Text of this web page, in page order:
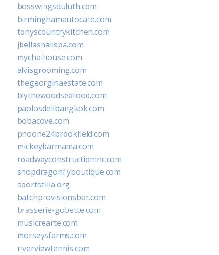
bosswingsduluth.com
birminghamautocare.com
tonyscountrykitchen.com
jbellasnailspa.com
mychaihouse.com
alvisgrooming.com
thegeorginaestate.com
blythewoodseafood.com
paolosdelibangkok.com
bobacove.com
phoone24brookfield.com
mickeybarmama.com
roadwayconstructioninc.com
shopdragonflyboutique.com
sportszilla.org
batchprovisionsbar.com
brasserie-gobette.com
musicrearte.com
morseysfarms.com
riverviewtennis.com